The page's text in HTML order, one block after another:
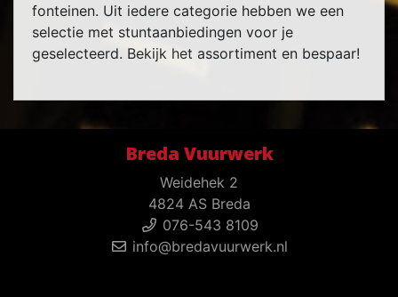
fonteinen. Uit iedere categorie hebben we een
selectie met stuntaanbiedingen voor je
geselecteerd. Bekijk het assortiment en bespaar!
Breda Vuurwerk
Weidehek 2
4824 AS Breda
076-543 8109
info@bredavuurwerk.nl